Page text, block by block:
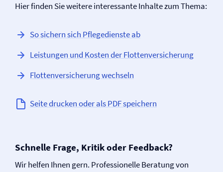
Hier finden Sie weitere interessante Inhalte zum Thema:
So sichern sich Pflegedienste ab
Leistungen und Kosten der Flotten­versicherung
Flotten­versicherung wechseln
Seite drucken oder als PDF speichern
Schnelle Frage, Kritik oder Feedback?
Wir helfen Ihnen gern. Professionelle Beratung von